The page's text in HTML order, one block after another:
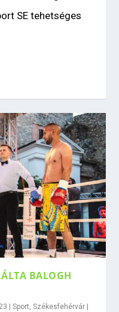
SE tehetséges
BALOGH
|Sport,Székesfehérvár